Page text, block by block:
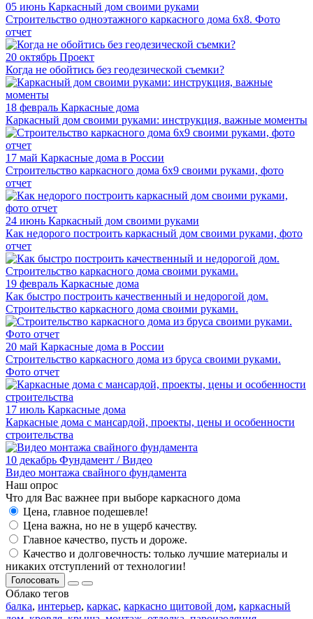
05 июнь Каркасный дом своими руками
Строительство одноэтажного каркасного дома 6х8. Фото
отчет
20 октябрь Проект
Когда не обойтись без геодезической съемки?
18 февраль Каркасные дома
Каркасный дом своими руками: инструкция, важные моменты
17 май Каркасные дома в России
Строительство каркасного дома 6х9 своими руками, фото
отчет
24 июнь Каркасный дом своими руками
Как недорого построить каркасный дом своими руками, фото
отчет
19 февраль Каркасные дома
Как быстро построить качественный и недорогой дом.
Строительство каркасного дома своими руками.
20 май Каркасные дома в России
Строительство каркасного дома из бруса своими руками.
Фото отчет
17 июль Каркасные дома
Каркасные дома с мансардой, проекты, цены и особенности
строительства
10 декабрь Фундамент / Видео
Видео монтажа свайного фундамента
Наш опрос
Что для Вас важнее при выборе каркасного дома
Цена, главное подешевле!
Цена важна, но не в ущерб качеству.
Главное качество, пусть и дороже.
Качество и долговечность: только лучшие материалы и
никаких отступлений от технологии!
Голосовать
Облако тегов
балка, интерьер, каркас, каркасно щитовой дом, каркасный